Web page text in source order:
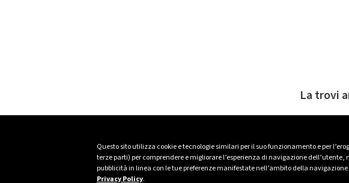
Questo sito utilizza cookie e tecnologie similari per il suo funzionamento e per
terze parti) per comprendere e migliorare l’esperienza di navigazione
pubblicità in linea con le tue preferenze manifestate nell’ambito della
Privacy Policy.
La trovi